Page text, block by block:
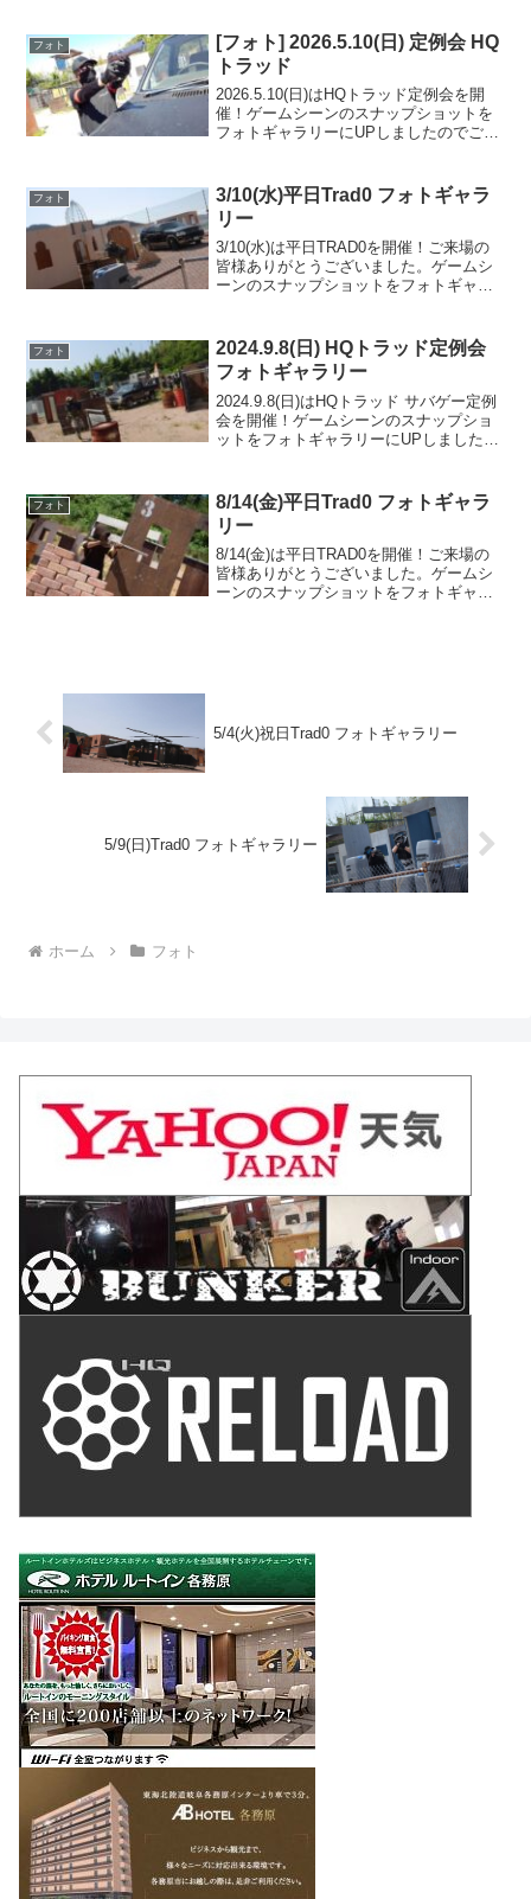
フォト
[フォト] 2026.5.10(日) 定例会 HQ
トラッド
2026.5.10(日)はHQトラッド定例会を開
催！ゲームシーンのスナップショットを
フォトギャラリーにUPしましたのでご覧
Photo)
フォト
3/10(水)平日Trad0 フォトギャラ
リー
3/10(水)は平日TRAD0を開催！ご来場の
皆様ありがとうございました。ゲームシ
ーンのスナップショットをフォトギャラ
日のアレンジメニュー・2-4チーム変則進
行・ダブ...
フォト
2024.9.8(日) HQトラッド定例会
フォトギャラリー
2024.9.8(日)はHQトラッド サバゲー定例
会を開催！ゲームシーンのスナップショ
ットをフォトギャラリーにUPしましたの
アルバムをみる(Google Ph...
フォト
8/14(金)平日Trad0 フォトギャラ
リー
8/14(金)は平日TRAD0を開催！ご来場の
皆様ありがとうございました。ゲームシ
ーンのスナップショットをフォトギャラ
5/4(火)祝日Trad0 フォトギャラリー
5/9(日)Trad0 フォトギャラリー
ホーム フォト